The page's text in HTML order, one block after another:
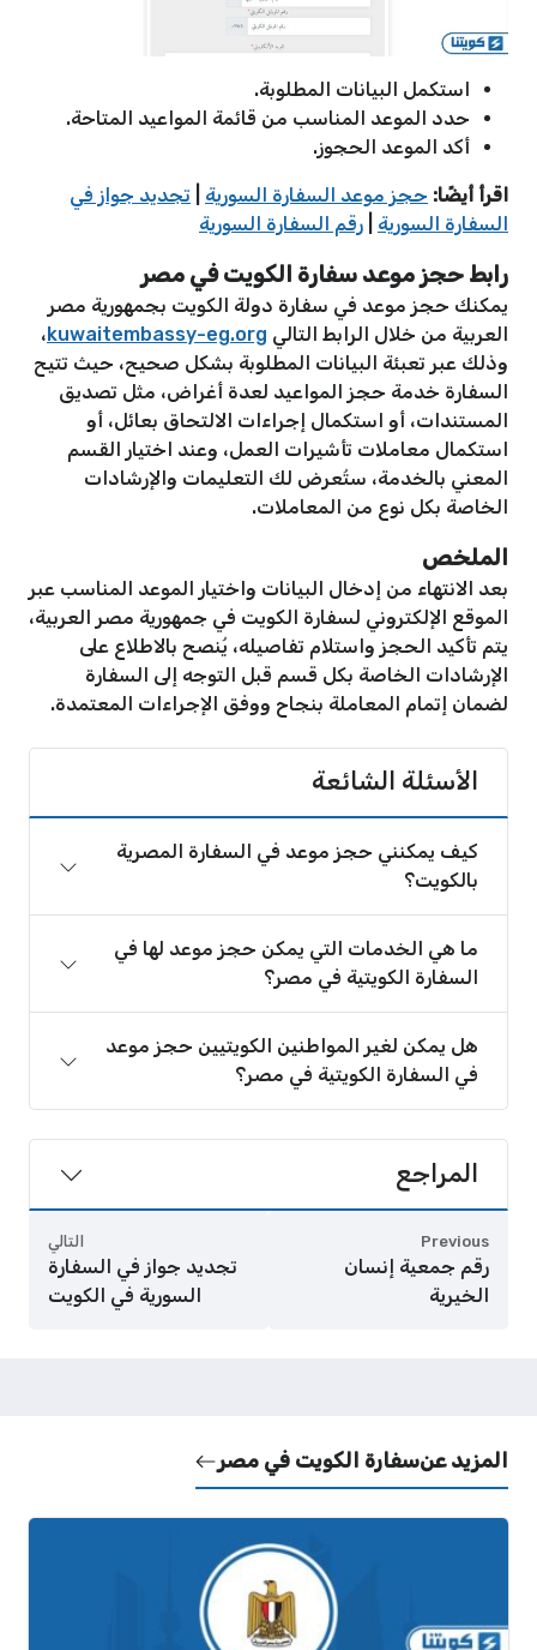
استكمل البيانات المطلوبة.
حدد الموعد المناسب من قائمة المواعيد المتاحة.
أكد الموعد الحجوز.
اقرأ أيضًا: حجز موعد السفارة السورية
تجديد جواز في
السفارة السورية
رقم السفارة السورية
رابط حجز موعد سفارة الكويت في مصر
يمكنك حجز موعد في سفارة دولة الكويت بجمهورية مصر
العربية من خلال الرابط التالي kuwaitembassy-eg.org،
وذلك عبر تعبئة البيانات المطلوبة بشكل صحيح، حيث تتيح
السفارة خدمة حجز المواعيد لعدة أغراض، مثل تصديق
المستندات، أو استكمال إجراءات الالتحاق بعائل، أو
استكمال معاملات تأشيرات العمل، وعند اختيار القسم
المعني بالخدمة، ستُعرض لك التعليمات والإرشادات
الخاصة بكل نوع من المعاملات.
الملخص
بعد الانتهاء من إدخال البيانات واختيار الموعد المناسب عبر
الموقع الإلكتروني لسفارة الكويت في جمهورية مصر العربية،
يتم تأكيد الحجز واستلام تفاصيله، يُنصح بالاطلاع على
الإرشادات الخاصة بكل قسم قبل التوجه إلى السفارة
لضمان إتمام المعاملة بنجاح ووفق الإجراءات المعتمدة.
الأسئلة الشائعة
كيف يمكنني حجز موعد في السفارة المصرية
بالكويت؟
ما هي الخدمات التي يمكن حجز موعد لها في
السفارة الكويتية في مصر؟
هل يمكن لغير المواطنين الكويتيين حجز موعد
في السفارة الكويتية في مصر؟
المراجع
Previous
رقم جمعية إنسان
الخيرية
التالي
تجديد جواز في السفارة
السورية في الكويت
المزيد عنسفارة الكويت في مصر